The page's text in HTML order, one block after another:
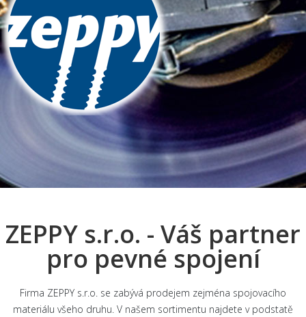
ZEPPY s.r.o. - Váš partner
pro pevné spojení
Firma ZEPPY s.r.o. se zabývá prodejem zejména spojovacího
materiálu všeho druhu. V našem sortimentu najdete v podstatě